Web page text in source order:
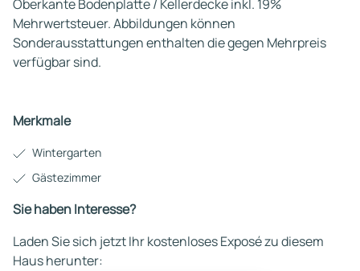
Oberkante Bodenplatte / Kellerdecke inkl. 19%
Mehrwertsteuer. Abbildungen können
Sonderausstattungen enthalten die gegen Mehrpreis
verfügbar sind.
Merkmale
Wintergarten
Gästezimmer
Sie haben Interesse?
Laden Sie sich jetzt Ihr kostenloses Exposé zu diesem
Haus herunter: